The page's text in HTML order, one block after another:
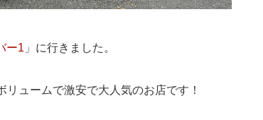
ー1 」に行きました。
ュームで激安で大人気のお店です！